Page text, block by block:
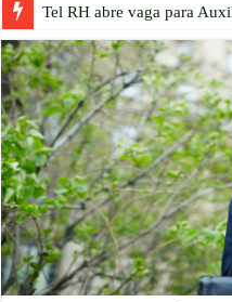
Tel RH abre vaga para